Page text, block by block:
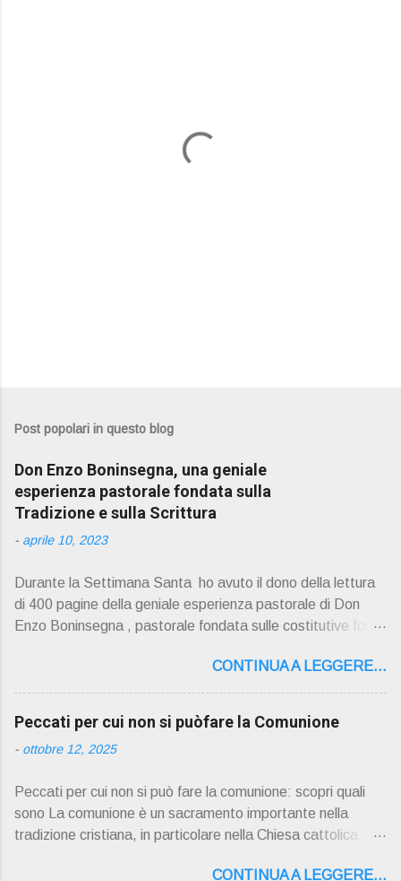
Post popolari in questo blog
Don Enzo Boninsegna, una geniale
esperienza pastorale fondata sulla
Tradizione e sulla Scrittura
- aprile 10, 2023
Durante la Settimana Santa ho avuto il dono della lettura
di 400 pagine della geniale esperienza pastorale di Don
Enzo Boninsegna , pastorale fondata sulle costitutive fon ti
Dio giunta in continuit à ecclesiale a noi per mezzo di Gesù,
degli Apostoli e dei loro successori . Io don Gino Oliosi v
orrei contribuire ad una lettura non pregiudiziale su don
Enzo Boninsegna . Per gli ultimi tempi di vita l'ho scelto
come Confessore. Del suo volume " ERO "CURATO" …
D on Enzo Boninsegna , per ordinazioni Via San Giovanni
Pupatoro,16 – 37134 Verona Tel. 045 8201679 – Cell.
338990 8824 PRESENTAZIONE R icordo che qualche
CONTINUA A LEGGERE...
Peccati per cui non si puòfare la Comunione
- ottobre 12, 2025
Peccati per cui non si può fare la comunione: scopri quali
sono La comunione è un sacramento importante nella
tradizione cristiana, in particolare nella Chiesa cattolica.
di Cristo sotto forma di pane e vino consacrati. Tuttavia, ci
CONTINUA A LEGGERE...